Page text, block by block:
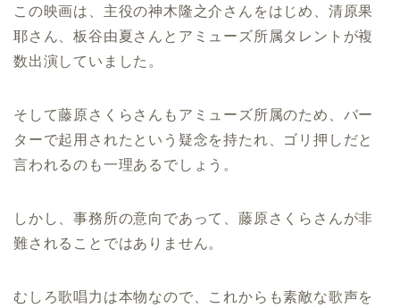
この映画は、主役の神木隆之介さんをはじめ、清原果
耶さん、板谷由夏さんとアミューズ所属タレントが複
数出演していました。
そして藤原さくらさんもアミューズ所属のため、バー
ターで起用されたという疑念を持たれ、ゴリ押しだと
言われるのも一理あるでしょう。
しかし、事務所の意向であって、藤原さくらさんが非
難されることではありません。
むしろ歌唱力は本物なので、これからも素敵な歌声を